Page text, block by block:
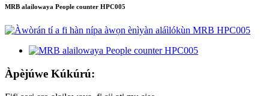
MRB alailowaya People counter HPC005
Àpèjúwe Kúkúrú: